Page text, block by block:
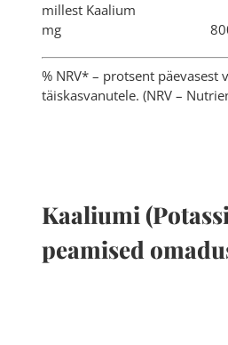
millest
mg 800
% NRV* – protsent päevasest
täiskasvanutele. (NRV –
Kaaliumi
peamised